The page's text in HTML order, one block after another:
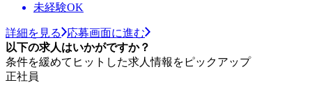
未経験OK
詳細を見る
応募画面に進む
以下の求人はいかがですか？
条件を緩めてヒットした求人情報をピックアップ
正社員